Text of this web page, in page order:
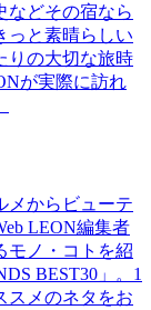
などその宿なら
っと素晴らしい
りの大切な旅時
が実際に訪れ
メからビューテ
LEON編集者
モノ・コトを紹
BEST30」。1
スメのネタをお